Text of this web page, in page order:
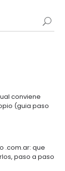
conviene
(guia paso
.com.ar: que
paso a paso